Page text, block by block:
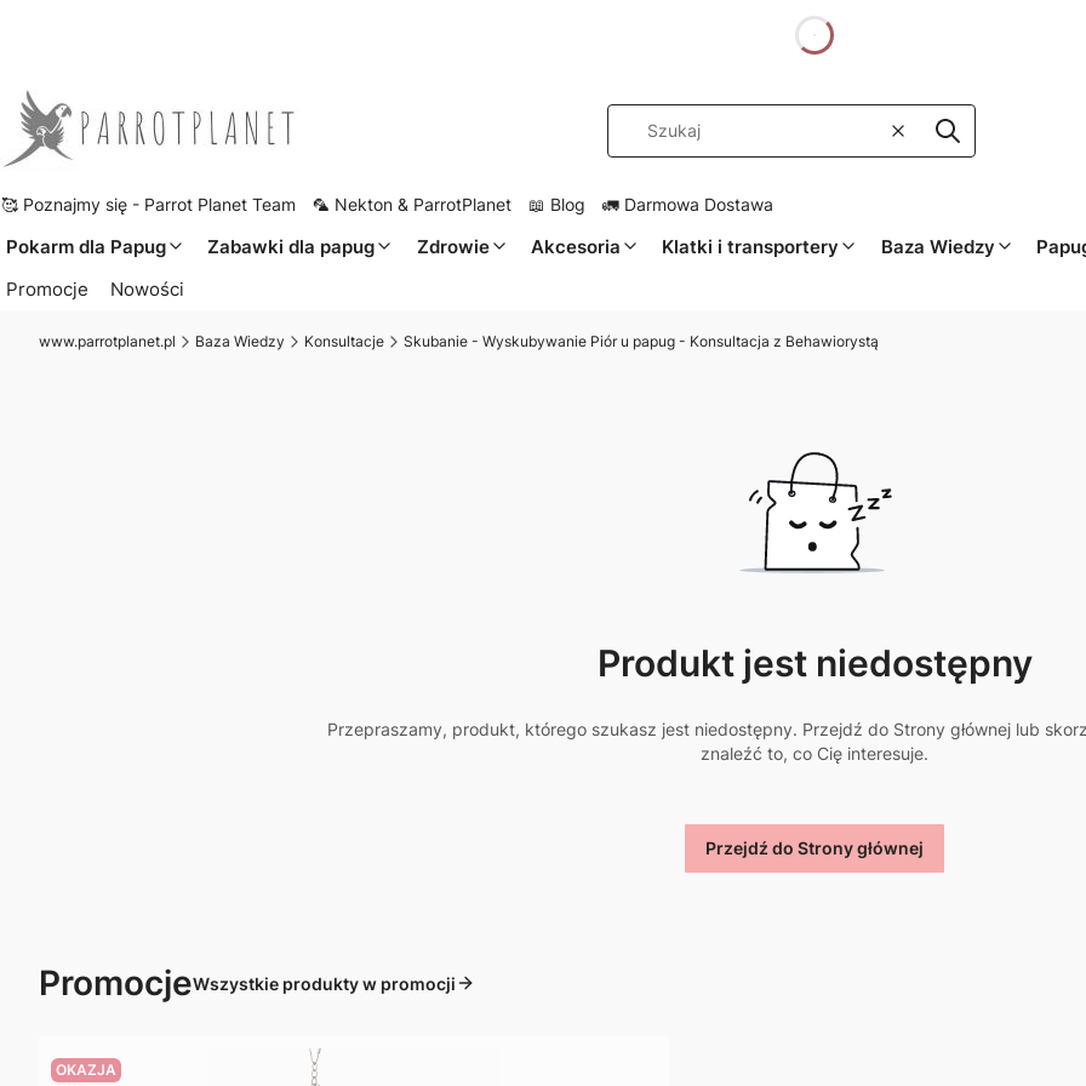
WyczyśćSzukaj
🥰 Poznajmy się - Parrot Planet Team 🦜 Nekton & ParrotPlanet 📖 Blog 🚛 Darmowa Dostawa
Pokarm dla Papug Zabawki dla papug Zdrowie Akcesoria Klatki i transportery Baza Wiedzy
Promocje
Nowości
www.parrotplanet.pl Baza Wiedzy Konsultacje Skubanie - Wyskubywanie Piór u papug - Konsultacja z Behawiorystą
Produkt jest niedostępny
Przepraszamy, produkt, którego szukasz jest niedostępny. Przejdź do Strony głównej lub
znaleźć to, co Cię interesuje.
Przejdź do Strony głównej
PromocjeWszystkie produkty w promocji
OKAZJA